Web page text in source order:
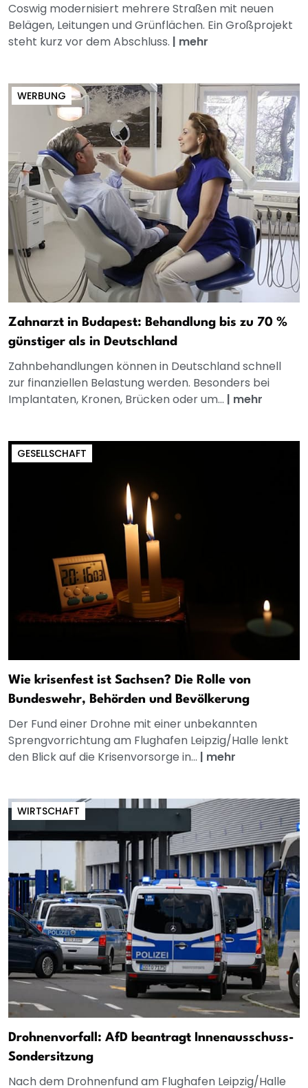
Coswig modernisiert mehrere Straßen mit neuen
Belägen, Leitungen und Grünflächen. Ein Großprojekt
steht kurz vor dem Abschluss. | mehr
WERBUNG
Zahnarzt in Budapest: Behandlung bis zu 70 %
günstiger als in Deutschland
Zahnbehandlungen können in Deutschland schnell
zur finanziellen Belastung werden. Besonders bei
Implantaten, Kronen, Brücken oder um... | mehr
GESELLSCHAFT
Wie krisenfest ist Sachsen? Die Rolle von
Bundeswehr, Behörden und Bevölkerung
Der Fund einer Drohne mit einer unbekannten
Sprengvorrichtung am Flughafen Leipzig/Halle lenkt
den Blick auf die Krisenvorsorge in... | mehr
WIRTSCHAFT
Drohnenvorfall: AfD beantragt Innenausschuss-
Sondersitzung
Nach dem Drohnenfund am Flughafen Leipzig/Halle